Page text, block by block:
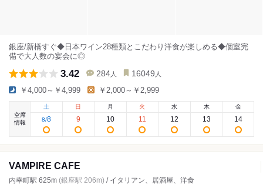
銀座/新橋すぐ◆日本ワイン28種類とこだわり洋食が楽しめる◆個室完
備で大人数の宴会に◎
3.42 284 人 16049 人
￥4,000～￥4,999 ￥2,000～￥2,999
空席
情報
土
8/8
日
9
月
10
火
11
水
12
木
13
金
14
VAMPIRE CAFE
内幸町駅 625m (銀座駅 206m) / イタリアン、居酒屋、洋食